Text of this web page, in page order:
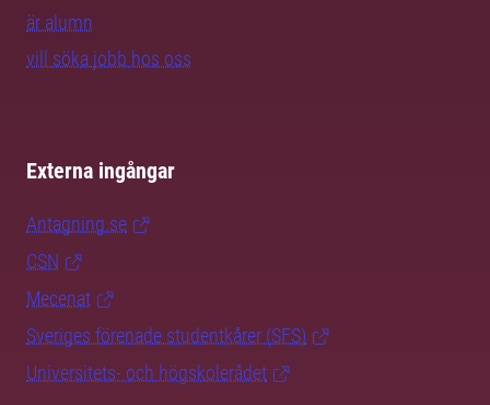
är alumn
vill söka jobb hos oss
Externa ingångar
Antagning.se
CSN
Mecenat
Sveriges förenade studentkårer (SFS)
Universitets- och högskolerådet